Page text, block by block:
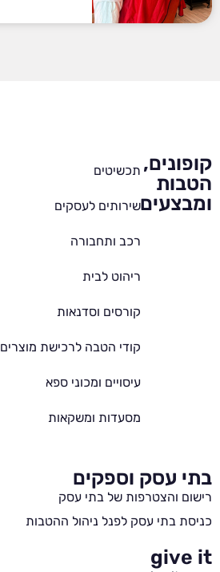
קופונים,
הטבות
ומבצעים
תכשיטים
שירותים לעסקים
רכב ותחבורה
ריהוט לבית
קורסים וסדנאות
קודי הטבה לרכישת מוצרים
עיסויים ומכוני ספא
מסעדות ומשקאות
בתי עסק וספקים
רישום והצטרפות של בתי עסק
כניסת בתי עסק לפנל ניהול ההטבות
give it